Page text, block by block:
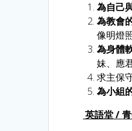
為自己
為教會
像明燈
為身體
妹、應
求主保
為小組
英語堂/